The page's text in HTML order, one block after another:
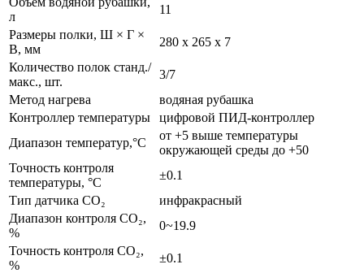
л
11
Размеры полки, Ш × Г ×
В, мм
280 x 265 x 7
Количество полок станд./
макс., шт.
3/7
Метод нагрева
водяная рубашка
Контроллер температуры
цифровой ПИД-контроллер
Диапазон температур,°С
от +5 выше температуры
окружающей среды до +50
Точность контроля
температуры, °С
±0.1
Тип датчика CO₂
инфракрасный
Диапазон контроля CO₂,
%
0~19.9
Точность контроля CO₂,
%
±0.1